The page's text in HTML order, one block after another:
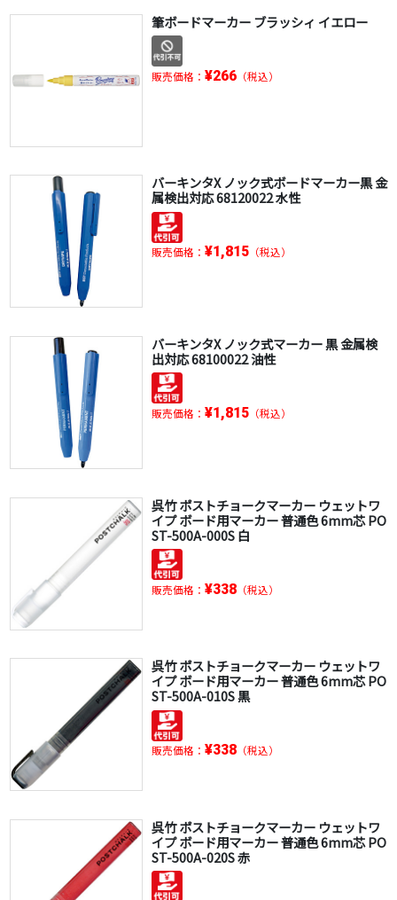
筆ボードマーカー ブラッシィ イエロー
販売価格： ¥266（税込）
バーキンタX ノック式ボードマーカー黒 金
属検出対応 68120022 水性
販売価格： ¥1,815（税込）
バーキンタX ノック式マーカー 黒 金属検
出対応 68100022 油性
販売価格： ¥1,815（税込）
呉竹 ポストチョークマーカー ウェットワ
イプ ボード用マーカー 普通色 6mm芯 PO
ST-500A-000S 白
販売価格： ¥338（税込）
呉竹 ポストチョークマーカー ウェットワ
イプ ボード用マーカー 普通色 6mm芯 PO
ST-500A-010S 黒
販売価格： ¥338（税込）
呉竹 ポストチョークマーカー ウェットワ
イプ ボード用マーカー 普通色 6mm芯 PO
ST-500A-020S 赤